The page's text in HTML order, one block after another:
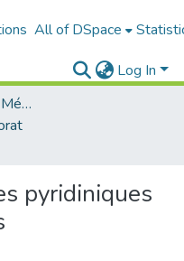
All of DSpace
Log In
Thèses de Doctorat et Mémoires de Magister
pyridiniques